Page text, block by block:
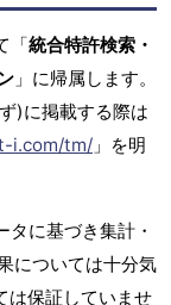
「統合特許検索・
」に帰属します。
)に掲載する際は
i.com/tm/ 」を明
に基づき集計・
については十分気
は保証していませ